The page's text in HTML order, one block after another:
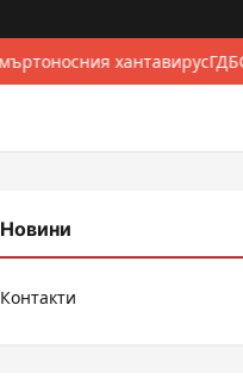
хантавирус
Новини
Контакти